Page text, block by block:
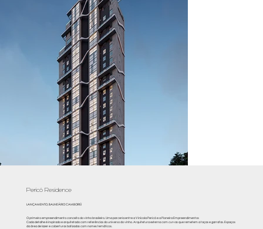
Pericó Residence
LANÇAMENTO, BALNEÁRIO CAMBORIÚ
O primeiro empreendimento conceito do vinho brasileiro. Uma parceria entre a Vinícola Pericó e a Pioneira Empreendimentos​
Cada detalhe é inspirado e arquitetado com referências do universo do vinho. Arquitetura externa com curvas que remetem a taças e garrafas. Espaços
da área de lazer e coberturas batizadas com nomes temáticos.​